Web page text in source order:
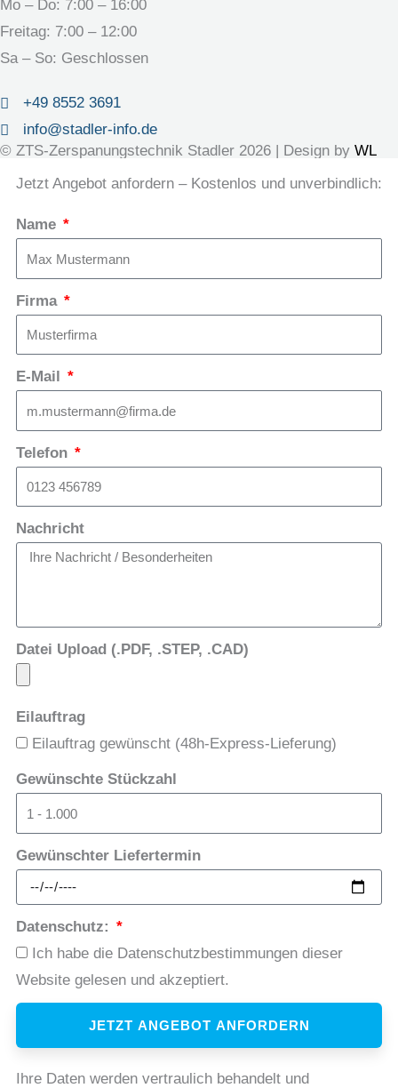
Mo – Do: 7:00 – 16:00
Freitag: 7:00 – 12:00
Sa – So: Geschlossen
+49 8552 3691
info@stadler-info.de
© ZTS-Zerspanungstechnik Stadler 2026 | Design by WL
Jetzt Angebot anfordern – Kostenlos und unverbindlich:
Name
Firma
E-Mail
Telefon
Nachricht
Datei Upload (.PDF, .STEP, .CAD)
Eilauftrag
Eilauftrag gewünscht (48h-Express-Lieferung)
Gewünschte Stückzahl
Gewünschter Liefertermin
Datenschutz:
Ich habe die Datenschutzbestimmungen dieser
Website gelesen und akzeptiert.
JETZT ANGEBOT ANFORDERN
Ihre Daten werden vertraulich behandelt und